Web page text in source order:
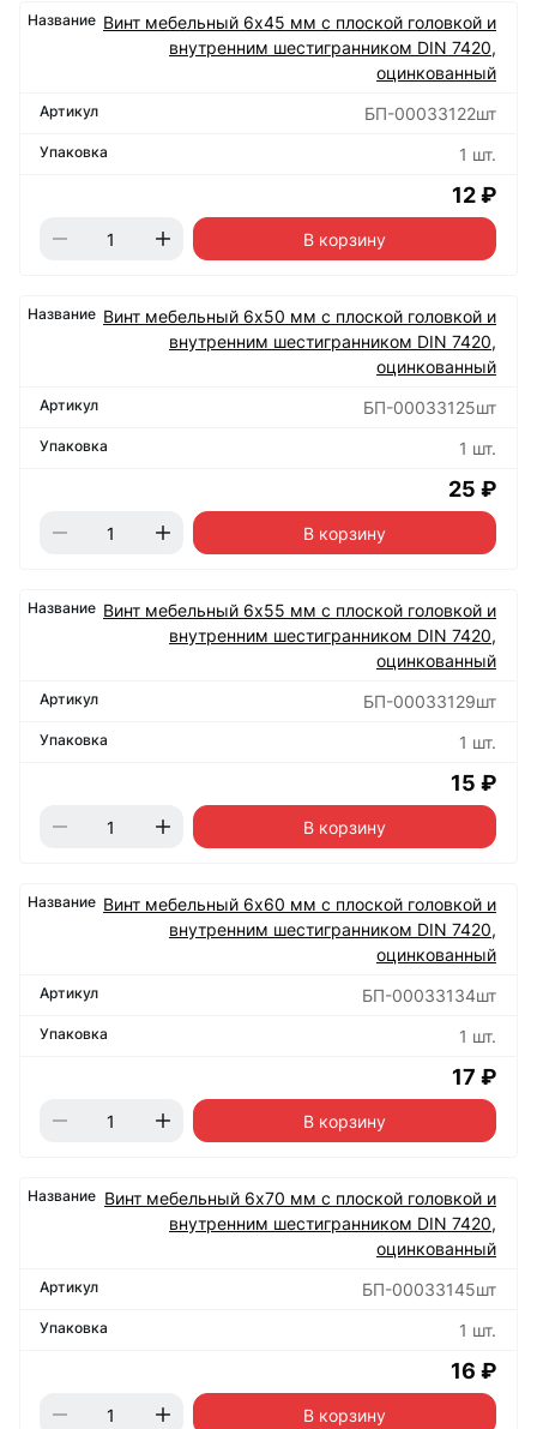
Винт мебельный 6х45 мм с плоской головкой и
внутренним шестигранником DIN 7420,
оцинкованный
БП-00033122шт
1 шт.
12 ₽
В корзину
Винт мебельный 6х50 мм с плоской головкой и
внутренним шестигранником DIN 7420,
оцинкованный
БП-00033125шт
1 шт.
25 ₽
В корзину
Винт мебельный 6х55 мм с плоской головкой и
внутренним шестигранником DIN 7420,
оцинкованный
БП-00033129шт
1 шт.
15 ₽
В корзину
Винт мебельный 6х60 мм с плоской головкой и
внутренним шестигранником DIN 7420,
оцинкованный
БП-00033134шт
1 шт.
17 ₽
В корзину
Винт мебельный 6х70 мм с плоской головкой и
внутренним шестигранником DIN 7420,
оцинкованный
БП-00033145шт
1 шт.
16 ₽
В корзину